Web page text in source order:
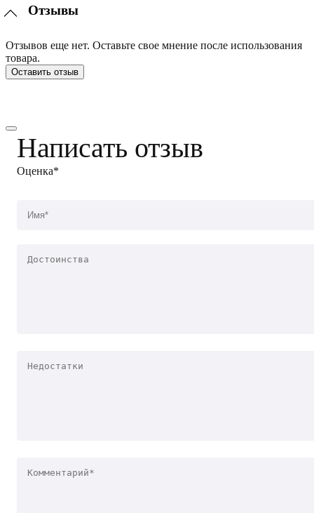
Отзывы
Отзывов еще нет. Оставьте свое мнение после использования
товара.
Оставить отзыв
Написать отзыв
Оценка*